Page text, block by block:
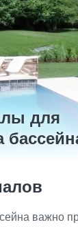
для
важно